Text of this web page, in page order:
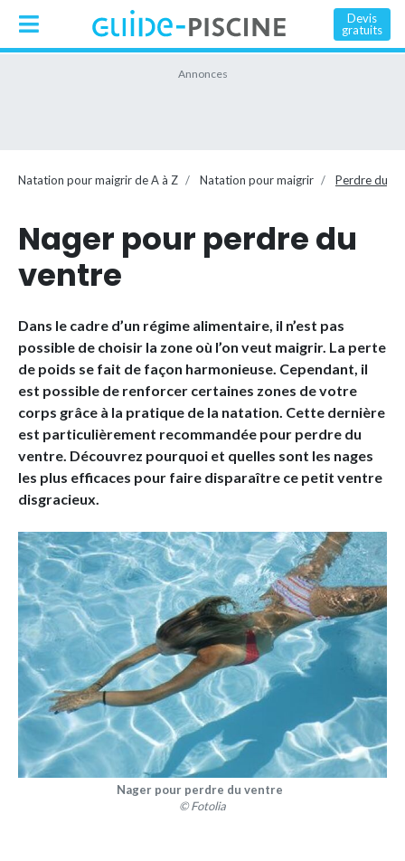
Devis
gratuits
Natation pour maigrir de A à Z Natation pour maigrir Perdre du
Nager pour perdre du
ventre
Dans le cadre d’un régime alimentaire, il n’est pas
possible de choisir la zone où l’on veut maigrir. La perte
de poids se fait de façon harmonieuse. Cependant, il
est possible de renforcer certaines zones de votre
corps grâce à la pratique de la natation. Cette dernière
est particulièrement recommandée pour perdre du
ventre. Découvrez pourquoi et quelles sont les nages
les plus efficaces pour faire disparaître ce petit ventre
disgracieux.
Nager pour perdre du ventre
© Fotolia